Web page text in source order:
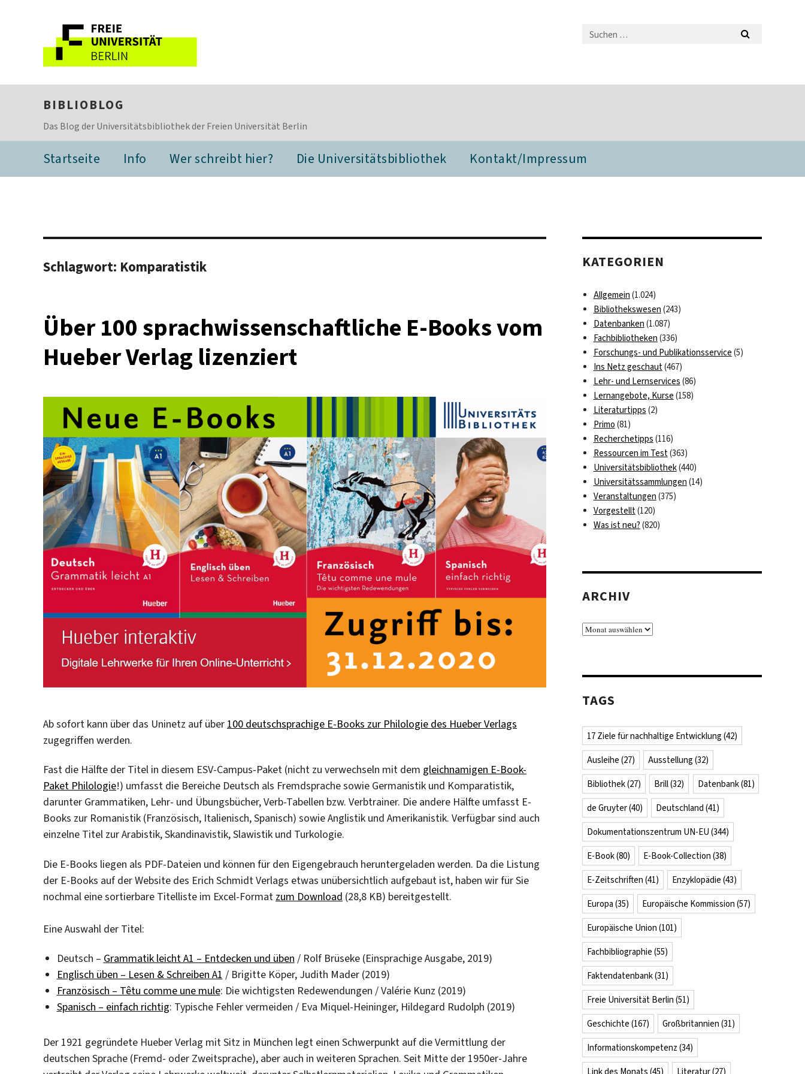
BIBLIOBLOG
Das Blog der Universitätsbibliothek der Freien Universität Berlin
Startseite Info Wer schreibt hier? Die Universitätsbibliothek Kontakt/Impressum
Schlagwort: Komparatistik
Über 100 sprachwissenschaftliche E-Books vom
Hueber Verlag lizenziert
Ab sofort kann über das Uninetz auf über 100 deutschsprachige E-Books zur Philologie des Hueber Verlags
zugegriffen werden.
Fast die Hälfte der Titel in diesem ESV-Campus-Paket (nicht zu verwechseln mit dem gleichnamigen E-Book-
Paket Philologie!) umfasst die Bereiche Deutsch als Fremdsprache sowie Germanistik und Komparatistik,
darunter Grammatiken, Lehr- und Übungsbücher, Verb-Tabellen bzw. Verbtrainer. Die andere Hälfte umfasst E-
Books zur Romanistik (Französisch, Italienisch, Spanisch) sowie Anglistik und Amerikanistik. Verfügbar sind auch
einzelne Titel zur Arabistik, Skandinavistik, Slawistik und Turkologie.
Die E-Books liegen als PDF-Dateien und können für den Eigengebrauch heruntergeladen werden. Da die Listung
der E-Books auf der Website des Erich Schmidt Verlags etwas unübersichtlich aufgebaut ist, haben wir für Sie
nochmal eine sortierbare Titelliste im Excel-Format zum Download (28,8 KB) bereitgestellt.
Eine Auswahl der Titel:
Deutsch – Grammatik leicht A1 – Entdecken und üben / Rolf Brüseke (Einsprachige Ausgabe, 2019)
Englisch üben – Lesen & Schreiben A1 / Brigitte Köper, Judith Mader (2019)
Französisch – Têtu comme une mule: Die wichtigsten Redewendungen / Valérie Kunz (2019)
Spanisch – einfach richtig: Typische Fehler vermeiden / Eva Miquel-Heininger, Hildegard Rudolph (2019)
Der 1921 gegründete Hueber Verlag mit Sitz in München legt einen Schwerpunkt auf die Vermittlung der
deutschen Sprache (Fremd- oder Zweitsprache), aber auch in weiteren Sprachen. Seit Mitte der 1950er-Jahre
KATEGORIEN
Allgemein (1.024)
Bibliothekswesen (243)
Datenbanken (1.087)
Fachbibliotheken (336)
Forschungs- und Publikationsservice (5)
Ins Netz geschaut(467)
Lehr- und Lernservices (86)
Lernangebote, Kurse (158)
Literaturtipps (2)
Primo (81)
Recherchetipps (116)
Ressourcen im Test(363)
Universitätsbibliothek(440)
Universitätssammlungen (14)
Veranstaltungen (375)
Vorgestellt(120)
Was ist neu? (820)
ARCHIV
Archiv
TAGS
17 Ziele für nachhaltige Entwicklung (42)
Ausleihe (27) Ausstellung (32)
Bibliothek(27) Brill(32) Datenbank(81)
de Gruyter(40) Deutschland (41)
Dokumentationszentrum UN-EU (344)
E-Book(80) E-Book-Collection (38)
E-Zeitschriften (41) Enzyklopädie (43)
Europa (35) Europäische Kommission (57)
Europäische Union (101)
Fachbibliographie (55)
Faktendatenbank(31)
Freie Universität Berlin (51)
Geschichte (167) Großbritannien (31)
Informationskompetenz (34)